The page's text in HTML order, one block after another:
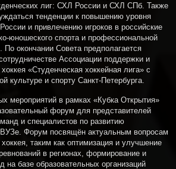
лиг: СХЛ России и СХЛ СПб. Также
тенденции к повышению уровня
и привлечению игроков в российские
юношеского спорта и профессиональной
окончании Совета предполагается
Ассоциации поддержки и
«Студенческая хоккейная лига» с
культуре и спорту Санкт-Петербурга.
мероприятий в рамках «Кубка Открытия»
форум для представителей
и специалистов по развитию
ВУЗе. Форум посвящён актуальным вопросам
хоккея, таким как оптимизация и улучшение
в регионах, формирование и
на базе образовательных организаций